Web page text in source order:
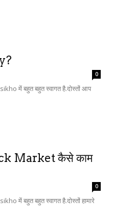
0
में बहुत बहुत स्वागत है.दोस्तों आप
Market कैसे काम
0
में बहुत बहुत स्वागत है.दोस्तों हामारे